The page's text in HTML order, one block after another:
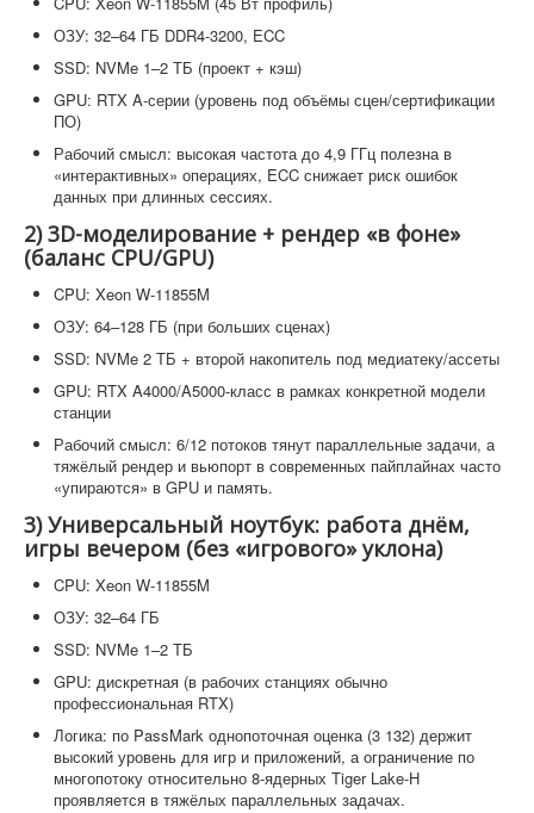
ОЗУ: 32–64 ГБ DDR4-3200, ECC
SSD: NVMe 1–2 ТБ (проект + кэш)
GPU: RTX A-серии (уровень под объёмы сцен/сертификации
ПО)
Рабочий смысл: высокая частота до 4,9 ГГц полезна в
«интерактивных» операциях, ECC снижает риск ошибок
данных при длинных сессиях.
2) 3D-моделирование + рендер «в фоне»
(баланс CPU/GPU)
CPU: Xeon W-11855M
ОЗУ: 64–128 ГБ (при больших сценах)
SSD: NVMe 2 ТБ + второй накопитель под медиатеку/ассеты
GPU: RTX A4000/A5000-класс в рамках конкретной модели
станции
Рабочий смысл: 6/12 потоков тянут параллельные задачи, а
тяжёлый рендер и вьюпорт в современных пайплайнах часто
«упираются» в GPU и память.
3) Универсальный ноутбук: работа днём,
игры вечером (без «игрового» уклона)
CPU: Xeon W-11855M
ОЗУ: 32–64 ГБ
SSD: NVMe 1–2 ТБ
GPU: дискретная (в рабочих станциях обычно
профессиональная RTX)
Логика: по PassMark однопоточная оценка (3 132) держит
высокий уровень для игр и приложений, а ограничение по
многопотоку относительно 8-ядерных Tiger Lake-H
проявляется в тяжёлых параллельных задачах.